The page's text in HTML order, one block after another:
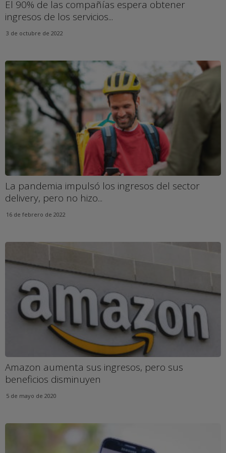
El 90% de las compañías espera obtener
ingresos de los servicios...
3 de octubre de 2022
La pandemia impulsó los ingresos del sector
delivery, pero no hizo...
16 de febrero de 2022
Amazon aumenta sus ingresos, pero sus
beneficios disminuyen
5 de mayo de 2020